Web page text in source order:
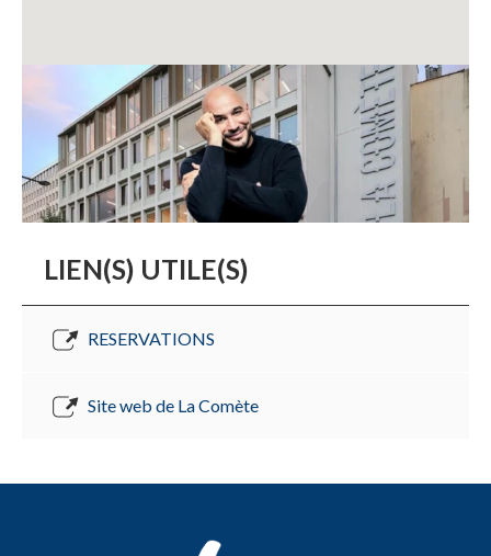
LIEN(S) UTILE(S)
RESERVATIONS
Site web de La Comète